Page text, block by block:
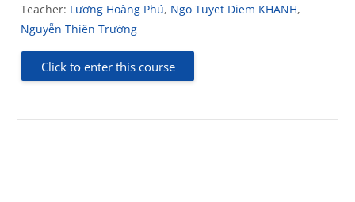
Teacher: Lương Hoàng Phú, Ngo Tuyet Diem KHANH,
Nguyễn Thiên Trường
Click to enter this course